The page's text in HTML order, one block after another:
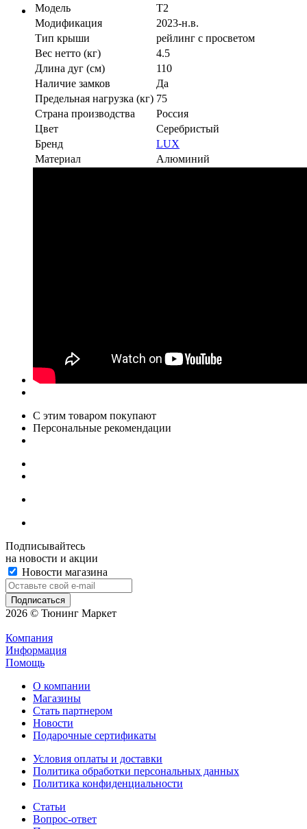
Модель
T2
Модификация
2023-н.в.
Тип крыши
рейлинг с просветом
Вес нетто (кг)
4.5
Длина дуг (см)
110
Наличие замков
Да
Предельная нагрузка (кг) 75
Страна производства
Россия
Цвет
Серебристый
Бренд
LUX
Материал
Алюминий
С этим товаром покупают
Персональные рекомендации
Подписывайтесь
на новости и акции
Новости магазина
2026 © Тюнинг Маркет
Компания
Информация
Помощь
О компании
Магазины
Стать партнером
Новости
Подарочные сертификаты
Условия оплаты и доставки
Политика обработки персональных данных
Политика конфиденциальности
Статьи
Вопрос-ответ